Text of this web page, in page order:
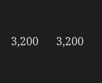
3,200 3,200